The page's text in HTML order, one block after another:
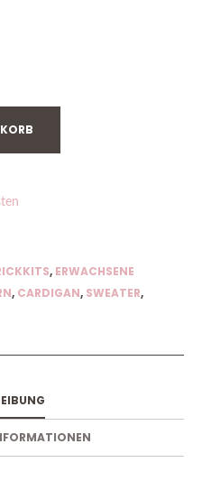
, ERWACHSENE
, CARDIGAN, SWEATER,